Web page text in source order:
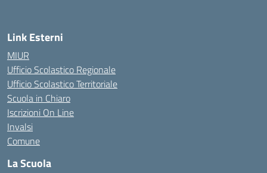
Link Esterni
MIUR
Ufficio Scolastico Regionale
Ufficio Scolastico Territoriale
Scuola in Chiaro
Iscrizioni On Line
Invalsi
Comune
La Scuola